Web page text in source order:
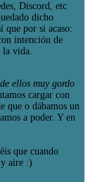
Discord, etc
dicho
que por si acaso:
intención de
la vida.
ellos muy gordo
cargar con
que o dábamos un
a poder. Y en
que cuando
aire :)